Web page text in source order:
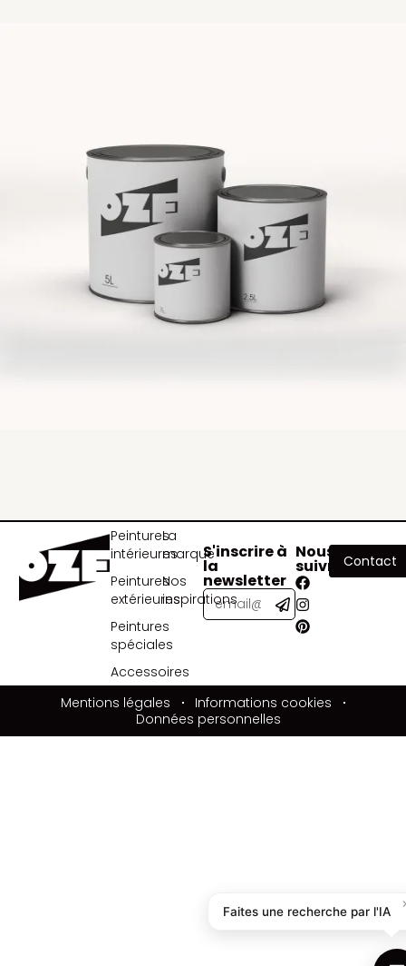
Peintures
intérieures
Peintures
extérieures
Peintures
spéciales
Accessoires
La
marque
Nos
inspirations
S'inscrire à
la
newsletter
Nous
suivre Contact
Mentions légales
Informations cookies
Données personnelles
Faites une recherche par l'IA